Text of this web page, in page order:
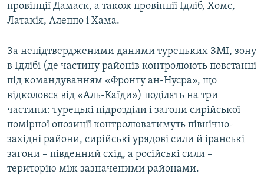
провінції Дамаск, а також провінції Ідліб, Хомс,
Латакія, Алеппо і Хама.
За непідтвердженими даними турецьких ЗМІ, зону
в Ідлібі (де частину районів контролюють повстанці
під командуванням «Фронту ан-Нусра», що
відколовся від «Аль-Каїди») поділять на три
частини: турецькі підрозділи і загони сирійської
помірної опозиції контролюватимуть північно-
західні райони, сирійські урядові сили й іранські
загони – південний схід, а російські сили –
територію між зазначеними районами.